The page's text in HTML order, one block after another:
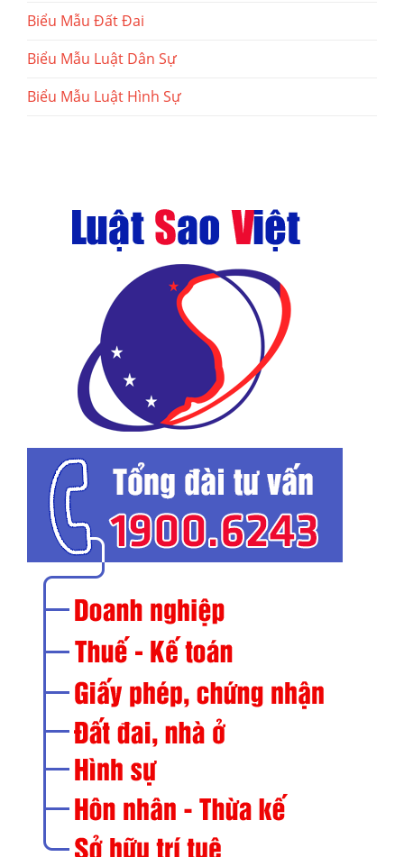
Biểu Mẫu Đất Đai
Biểu Mẫu Luật Dân Sự
Biểu Mẫu Luật Hình Sự